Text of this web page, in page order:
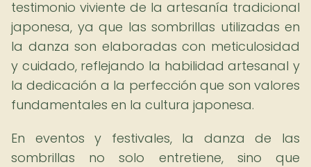
testimonio viviente de la artesanía tradicional
japonesa, ya que las sombrillas utilizadas en
la danza son elaboradas con meticulosidad
y cuidado, reflejando la habilidad artesanal y
la dedicación a la perfección que son valores
fundamentales en la cultura japonesa.
En eventos y festivales, la danza de las
sombrillas no solo entretiene, sino que